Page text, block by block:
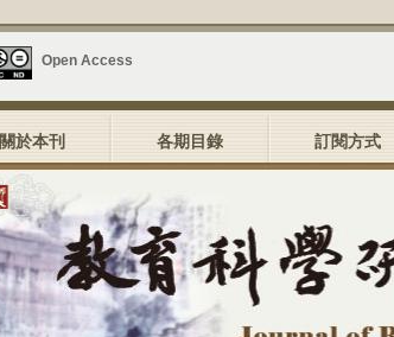
Open Access
關於本刊 各期目錄 訂閱方式